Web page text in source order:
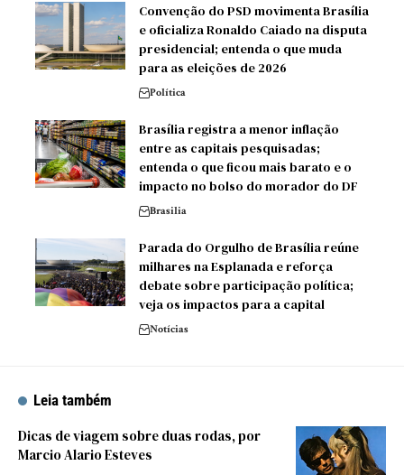
Convenção do PSD movimenta Brasília
e oficializa Ronaldo Caiado na disputa
presidencial; entenda o que muda
para as eleições de 2026
Política
Brasília registra a menor inflação
entre as capitais pesquisadas;
entenda o que ficou mais barato e o
impacto no bolso do morador do DF
Brasilia
Parada do Orgulho de Brasília reúne
milhares na Esplanada e reforça
debate sobre participação política;
veja os impactos para a capital
Notícias
Leia também
Dicas de viagem sobre duas rodas, por
Marcio Alario Esteves